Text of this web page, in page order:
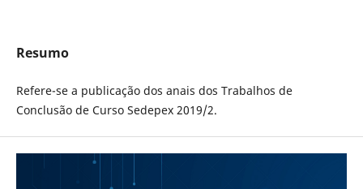
Resumo
Refere-se a publicação dos anais dos Trabalhos de
Conclusão de Curso Sedepex 2019/2.